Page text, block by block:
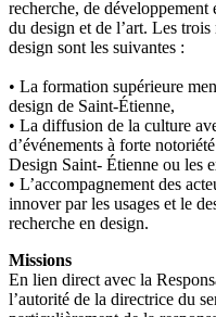
recherche, de
du design et de l’art. Les
design sont les suivantes :
• La formation supérieure
design de Saint-Étienne,
• La diffusion de la culture
d’événements à forte
Design Saint- Étienne ou les
• L’accompagnement des
innover par les usages et le
recherche en design.
Missions
En lien direct avec la
l’autorité de la directrice du